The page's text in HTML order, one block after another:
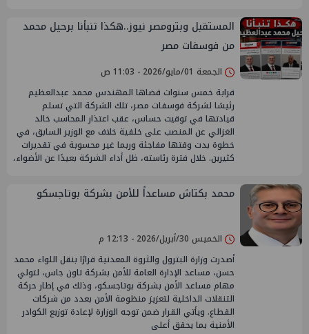
المستقبل وبترومصر نيوز..هكذا تنبأنا برحيل محمد
من فوسفات مصر
الجمعة 01/مايو/2026 - 11:03 ص
قرابة خمس سنوات قضاها المهندس محمد عبدالعظيم
رئيسًا لشركة فوسفات مصر، تلك الشركة التي تسلم
قيادتها في توقيت حساس، عقب اعتذار المحاسب خالد
الغزالي عن المنصب على خلفية خلاف مع الوزير السابق، في
خطوة بدت وقتها مفاجئة وربما غير محسوبة في تقديرات
كثيرين. خلال فترة رئاسته، ظل أداء الشركة بعيدًا عن الأضواء،
محمد بكتاش مساعداً للأمن بشركة بوتاجسكو
الخميس 30/أبريل/2026 - 12:13 م
أصدرت وزارة البترول والثروة المعدنية قرارًا بنقل اللواء محمد
حسن، مساعد الإدارة العامة للأمن بشركة تاون جاس، لتولي
مهام مساعد الأمن بشركة بوتاجسكو، وذلك في إطار حركة
التنقلات الداخلية لتعزيز منظومة الأمن بعدد من شركات
القطاع. ويأتي القرار ضمن توجه الوزارة لإعادة توزيع الكوادر
الأمنية بما يحقق أعلى